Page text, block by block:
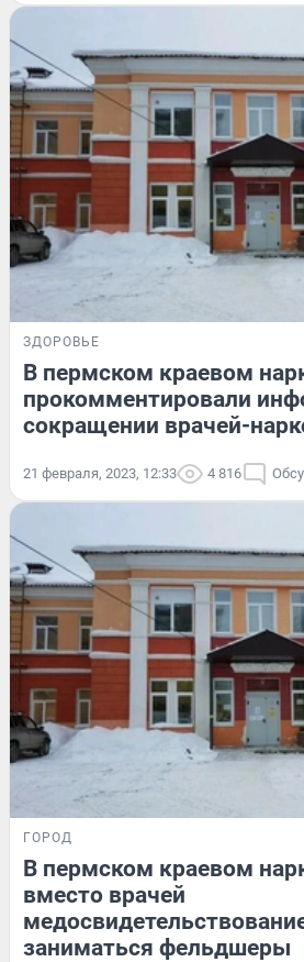
ЗДОРОВЬЕ
В пермском краевом
прокомментировали
сокращении врачей-
21 февраля, 2023, 12:33 4 816
ГОРОД
В пермском краевом
вместо врачей
заниматься фельдшеры